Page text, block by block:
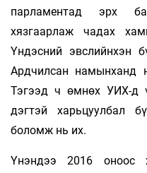
парламентад эрх
хязгаарлаж чадах
Үндэсний эвслийнхэн
Ардчилсан намынханд
Тэгээд ч өмнөх УИХ-д
дэгтэй харьцуулбал
боломж нь их.
Үнэндээ 2016 оноос